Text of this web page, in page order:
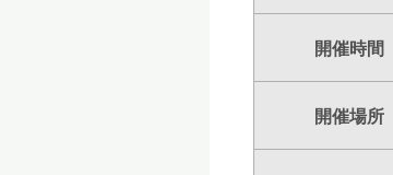
開催時間
開催場所